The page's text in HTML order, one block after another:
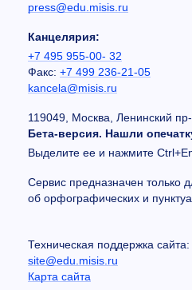
press@edu.misis.ru
Канцелярия:
+7 495 955-00- 32
Факс: +7 499 236-21-05
kancela@misis.ru
119049, Москва, Ленинский пр-
Бета-версия. Нашли
Выделите ее и нажмите
Сервис предназначен только
об орфографических и
Техническая поддержка сайта:
site@edu.misis.ru
Карта сайта